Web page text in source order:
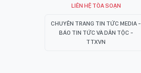
LIÊN HỆ TÒA SOẠN
CHUYÊN TRANG TIN TỨC MEDIA -
BÁO TIN TỨC VÀ DÂN TỘC -
TTXVN